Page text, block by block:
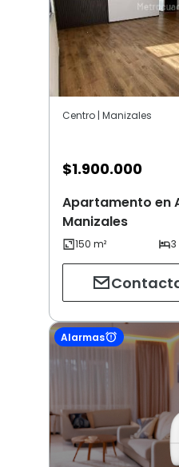
Centro | Manizales
$1.900.000
Apartamento en
Manizales
Alarmas